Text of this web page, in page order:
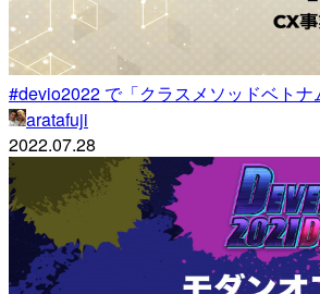
#devio2022 で「クラスメソッドベト
aratafuji
2022.07.28